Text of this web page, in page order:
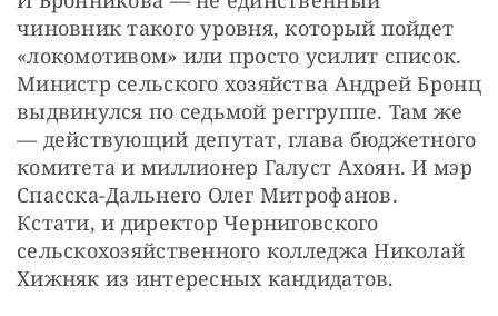
чиновник такого уровня, который пойдет
«локомотивом» или просто усилит список.
Министр сельского хозяйства Андрей Бронц
выдвинулся по седьмой реггруппе. Там же
— действующий депутат, глава бюджетного
комитета и миллионер Галуст Ахоян. И мэр
Спасска-Дальнего Олег Митрофанов.
Кстати, и директор Черниговского
сельскохозяйственного колледжа Николай
Хижняк из интересных кандидатов.